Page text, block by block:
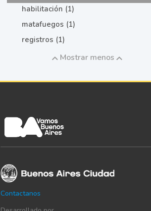
habilitación (1)
matafuegos (1)
registros (1)
Mostrar menos
Contactanos